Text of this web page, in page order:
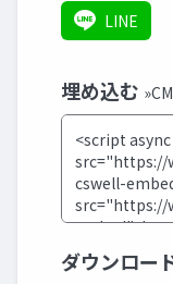
LINE
埋め込む
ダウンロー